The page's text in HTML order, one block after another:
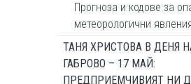
Прогноза и кодове за
метеорологични
ТАНЯ ХРИСТОВА В ДЕНЯ
ГАБРОВО – 17 МАЙ:
ПРЕДПРИЕМЧИВИЯТ НИ